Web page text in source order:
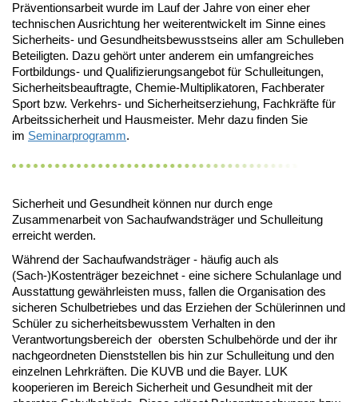
Präventionsarbeit wurde im Lauf der Jahre von einer eher
technischen Ausrichtung her weiterentwickelt im Sinne eines
Sicherheits- und Gesundheitsbewusstseins aller am Schulleben
Beteiligten. Dazu gehört unter anderem ein umfangreiches
Fortbildungs- und Qualifizierungsangebot für Schulleitungen,
Sicherheitsbeauftragte, Chemie-Multiplikatoren, Fachberater
Sport bzw. Verkehrs- und Sicherheitserziehung, Fachkräfte für
Arbeitssicherheit und Hausmeister. Mehr dazu finden Sie
im Seminarprogramm.
Sicherheit und Gesundheit können nur durch enge
Zusammenarbeit von Sachaufwandsträger und Schulleitung
erreicht werden.
Während der Sachaufwandsträger - häufig auch als
(Sach-)Kostenträger bezeichnet - eine sichere Schulanlage und
Ausstattung gewährleisten muss, fallen die Organisation des
sicheren Schulbetriebes und das Erziehen der Schülerinnen und
Schüler zu sicherheitsbewusstem Verhalten in den
Verantwortungsbereich der obersten Schulbehörde und der ihr
nachgeordneten Dienststellen bis hin zur Schulleitung und den
einzelnen Lehrkräften. Die KUVB und die Bayer. LUK
kooperieren im Bereich Sicherheit und Gesundheit mit der